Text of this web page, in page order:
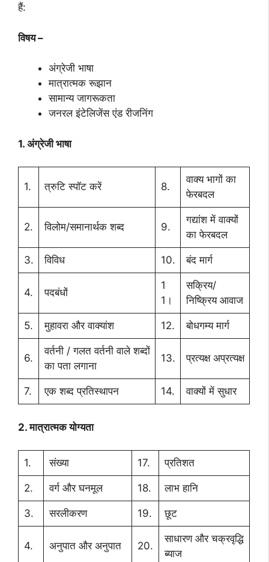
हैं:
विषय –
अंग्रेजी भाषा
मात्रात्मक रूझान
सामान्य जागरूकता
जनरल इंटेलिजेंस एंड रीजनिंग
1. अंग्रेजी भाषा
1. त्रुटि स्पॉट करें 8.
वाक्य भागों का
फेरबदल
2. विलोम/समानार्थक शब्द 9.
गद्यांश में वाक्यों
का फेरबदल
3. विविध 10. बंद मार्ग
4. पदबंधों
1
1।
सक्रिय/
निष्क्रिय आवाज
5. मुहावरा और वाक्यांश 12. बोधगम्य मार्ग
6.
वर्तनी / गलत वर्तनी वाले शब्दों
का पता लगाना
13. प्रत्यक्ष अप्रत्यक्ष
7. एक शब्द प्रतिस्थापन 14. वाक्यों में सुधार
2. मात्रात्मक योग्यता
1. संख्या 17. प्रतिशत
2. वर्ग और घनमूल 18. लाभ हानि
3. सरलीकरण 19. छूट
4. अनुपात और अनुपात 20.
साधारण और चक्रवृद्धि
ब्याज